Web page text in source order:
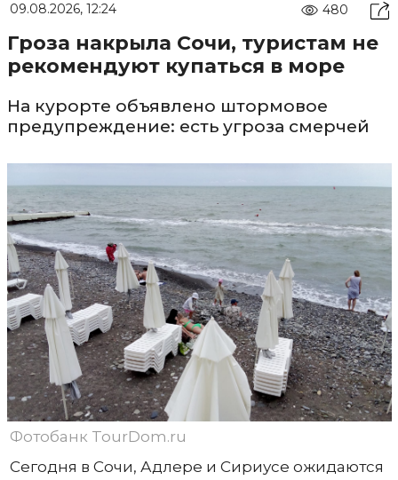
09.08.2026, 12:24 480
Гроза накрыла Сочи, туристам не
рекомендуют купаться в море
На курорте объявлено штормовое
предупреждение: есть угроза смерчей
Фотобанк TourDom.ru
Сегодня в Сочи, Адлере и Сириусе ожидаются